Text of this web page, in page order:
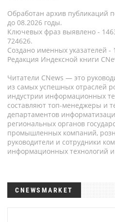
Обработан архив публикаций
до 08.2026 годы.
Ключевых фраз выявлено -
724626.
Создано именных указателей -
Редакция Индексной книги
Читатели CNews — это
из самых успешных отраслей
индустрии информационных
составляют топ-менеджеры и
департаментов
региональных органов
промышленных компаний,
руководители и сотрудники
информационных технологий и
CNEWSMARKET